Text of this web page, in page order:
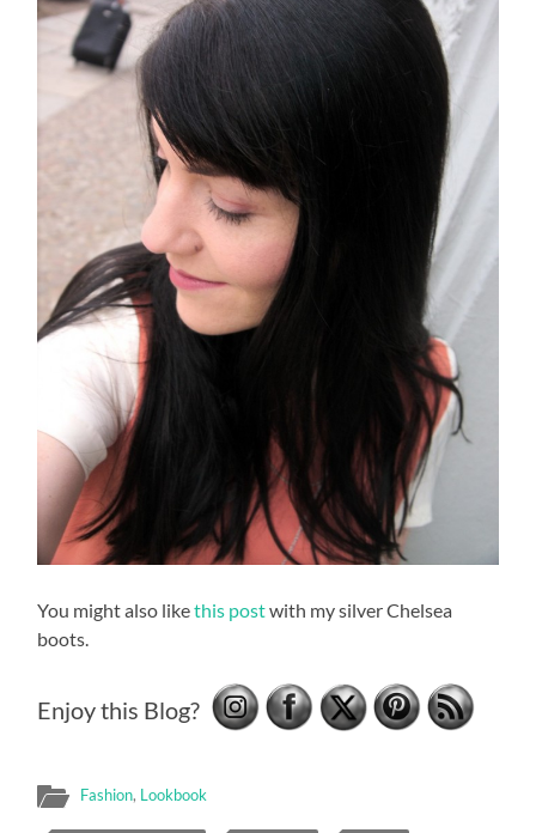
You might also likethis postwith my silver Chelsea
boots.
Enjoy this Blog?
Fashion, Lookbook